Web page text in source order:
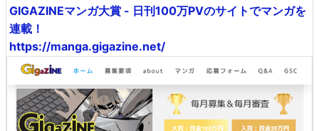
GIGAZINEマンガ大賞 - 日刊100万PVのサイトでマンガを
連載！
https://manga.gigazine.net/